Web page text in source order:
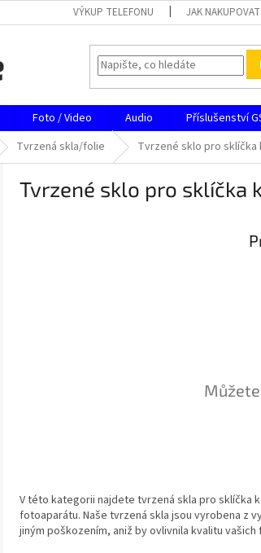
VÝKUP TELEFONU JAK NAKUPOVAT
Foto / Video Audio Příslušenství
Tvrzená skla/folie Tvrzené sklo pro sklíčka
Tvrzené sklo pro sklíčka
V této kategorii najdete tvrzená skla pro sklíčka
fotoaparátu. Naše tvrzená skla jsou vyrobena z
jiným poškozením, aniž by ovlivnila kvalitu